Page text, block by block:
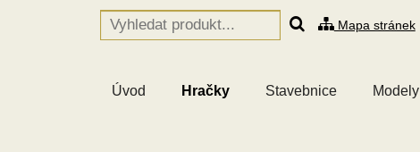
Mapa stránek
Úvod Hračky Stavebnice Modely